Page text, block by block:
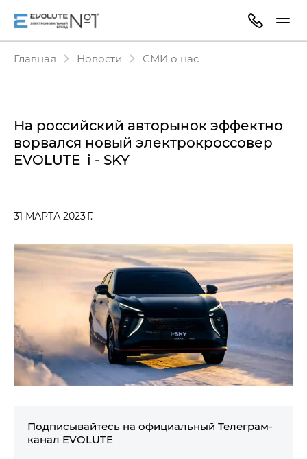
Главная Новости СМИ о нас
На российский авторынок эффектно
ворвался новый электрокроссовер
EVOLUTE i - SKY
31 МАРТА 2023 Г.
Подписывайтесь на официальный Телеграм-
канал EVOLUTE